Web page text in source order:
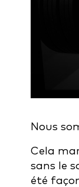
Nous
Cela
sans le
été